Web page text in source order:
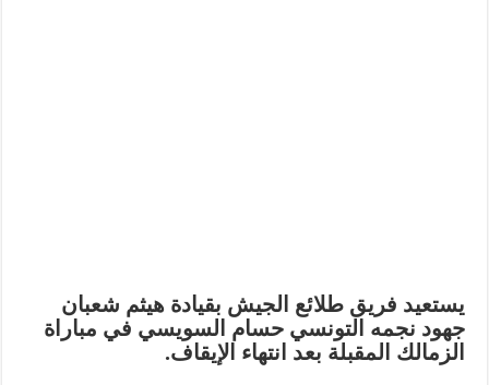
يستعيد فريق طلائع الجيش بقيادة هيثم شعبان
جهود نجمه التونسي حسام السويسي في مباراة
الزمالك المقبلة بعد انتهاء الإيقاف.